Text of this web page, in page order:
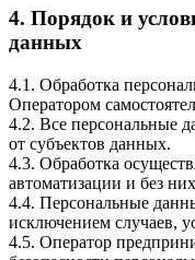
4. Порядок и
данных
4.1. Обработка
Оператором
4.2. Все персональные
от субъектов данных.
4.3. Обработка
автоматизации и без
4.4. Персональные
исключением случаев,
4.5. Оператор